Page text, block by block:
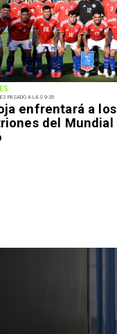
PASADO A LAS 9:35
enfrentará a los
del Mundial